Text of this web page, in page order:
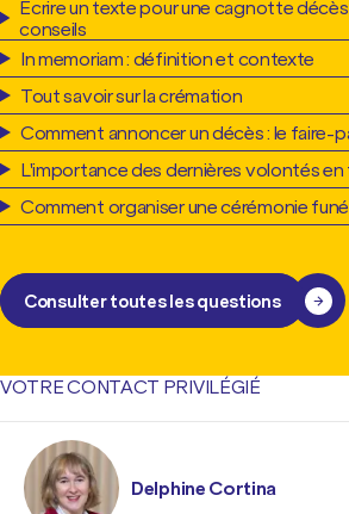
Écrire un texte pour une cagnotte
conseils
In memoriam : définition et contexte
Tout savoir sur la crémation
Comment annoncer un décès : le faire-
L'importance des dernières volontés en
Comment organiser une cérémonie
Consulter toutes les questions
VOTRE CONTACT PRIVILÉGIÉ
Delphine Cortina